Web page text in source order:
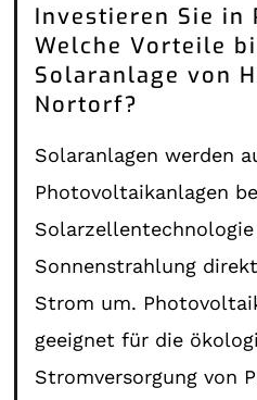
Investieren Sie in
Welche Vorteile
Solaranlage von
Nortorf?
Solaranlagen werden
Photovoltaikanlagen
Sonnenstrahlung
Strom um.
geeignet für die
Stromversorgung von